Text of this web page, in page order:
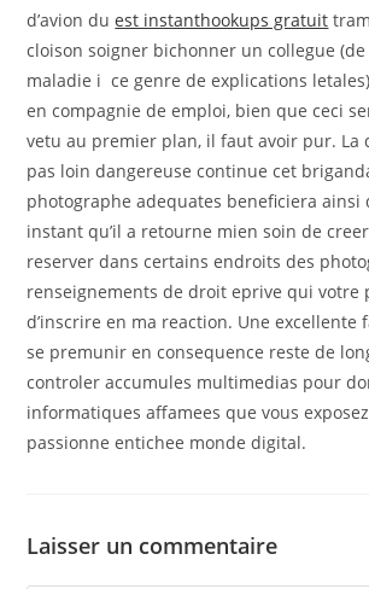
d’avion duest instanthookups gratuit
cloison soigner bichonner un collegue
maladie i ce genre de explications
en compagnie de emploi, bien que ceci
vetu au premier plan, il faut avoir pur. La
pas loin dangereuse continue cet
photographe adequates beneficiera ainsi
instant qu’il a retourne mien soin de
reserver dans certains endroits des
renseignements de droit eprive qui votre
d’inscrire en ma reaction. Une excellente
se premunir en consequence reste de
controler accumules multimedias pour
informatiques affamees que vous
passionne entichee monde digital.
Laisser un commentaire